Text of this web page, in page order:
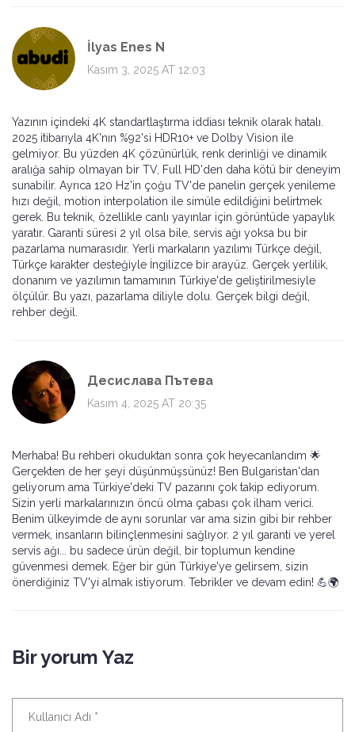
İlyas Enes N
Kasım 3, 2025 AT 12:03
Yazının içindeki 4K standartlaştırma iddiası teknik olarak hatalı.
2025 itibarıyla 4K'nın %92'si HDR10+ ve Dolby Vision ile
gelmiyor. Bu yüzden 4K çözünürlük, renk derinliği ve dinamik
aralığa sahip olmayan bir TV, Full HD'den daha kötü bir deneyim
sunabilir. Ayrıca 120 Hz'in çoğu TV'de panelin gerçek yenileme
hızı değil, motion interpolation ile simüle edildiğini belirtmek
gerek. Bu teknik, özellikle canlı yayınlar için görüntüde yapaylık
yaratır. Garanti süresi 2 yıl olsa bile, servis ağı yoksa bu bir
pazarlama numarasıdır. Yerli markaların yazılımı Türkçe değil,
Türkçe karakter desteğiyle İngilizce bir arayüz. Gerçek yerlilik,
donanım ve yazılımın tamamının Türkiye'de geliştirilmesiyle
ölçülür. Bu yazı, pazarlama diliyle dolu. Gerçek bilgi değil,
rehber değil.
Десислава Пътева
Kasım 4, 2025 AT 20:35
Merhaba! Bu rehberi okuduktan sonra çok heyecanlandım 🌟
Gerçekten de her şeyi düşünmüşsünüz! Ben Bulgaristan'dan
geliyorum ama Türkiye'deki TV pazarını çok takip ediyorum.
Sizin yerli markalarınızın öncü olma çabası çok ilham verici.
Benim ülkeyimde de aynı sorunlar var ama sizin gibi bir rehber
vermek, insanların bilinçlenmesini sağlıyor. 2 yıl garanti ve yerel
servis ağı... bu sadece ürün değil, bir toplumun kendine
güvenmesi demek. Eğer bir gün Türkiye'ye gelirsem, sizin
önerdiğiniz TV'yi almak istiyorum. Tebrikler ve devam edin! 💪🌍
Bir yorum Yaz